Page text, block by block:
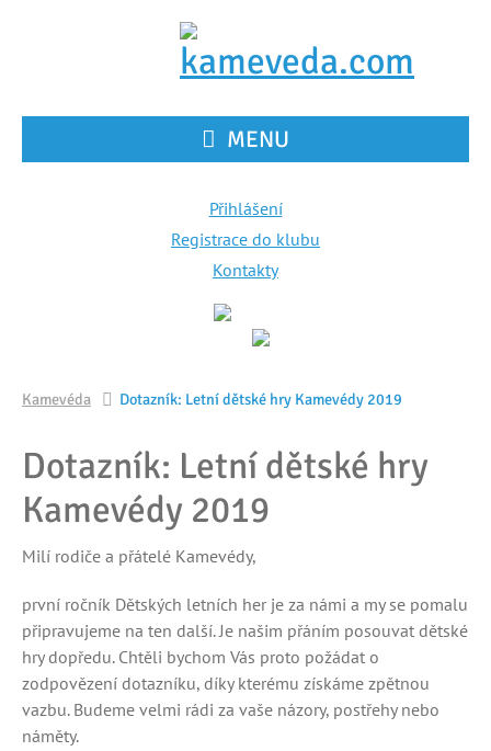
MENU
Přihlášení
Registrace do klubu
Kontakty
Kamevéda Dotazník: Letní dětské hry Kamevédy 2019
Dotazník: Letní dětské hry
Kamevédy 2019
Milí rodiče a přátelé Kamevédy,
první ročník Dětských letních her je za námi a my se pomalu
připravujeme na ten další. Je našim přáním posouvat dětské
hry dopředu. Chtěli bychom Vás proto požádat o
zodpovězení dotazníku, díky kterému získáme zpětnou
vazbu. Budeme velmi rádi za vaše názory, postřehy nebo
náměty.